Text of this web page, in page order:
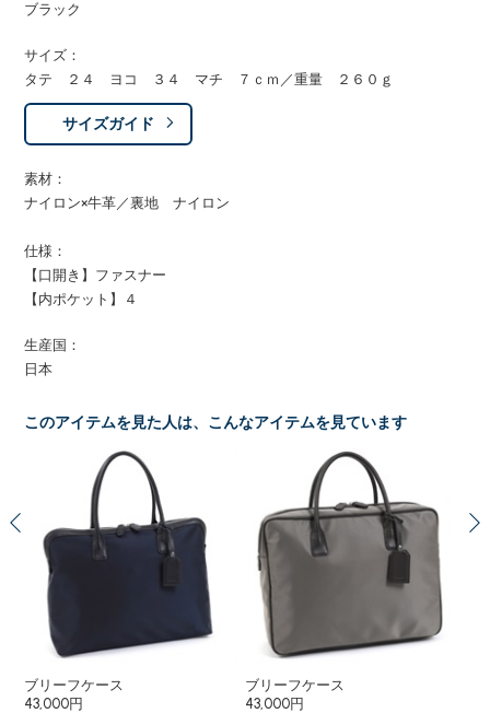
ブラック
サイズ：
タテ ２４ ヨコ ３４ マチ ７ｃｍ／重量 ２６０ｇ
サイズガイド
素材：
ナイロン×牛革／裏地 ナイロン
仕様：
【口開き】ファスナー
【内ポケット】４
生産国：
日本
このアイテムを見た人は、こんなアイテムを見ています
ブリーフケース
43,000円
ブリーフケース
43,000円